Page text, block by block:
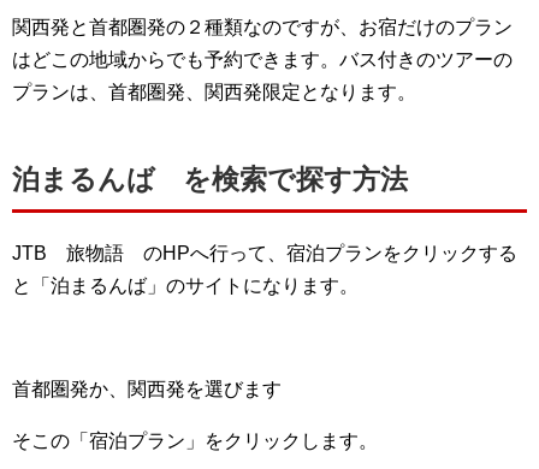
関西発と首都圏発の２種類なのですが、お宿だけのプラン
はどこの地域からでも予約できます。バス付きのツアーの
プランは、首都圏発、関西発限定となります。
泊まるんば を検索で探す方法
JTB 旅物語 のHPへ行って、宿泊プランをクリックする
と「泊まるんば」のサイトになります。
首都圏発か、関西発を選びます
そこの「宿泊プラン」をクリックします。